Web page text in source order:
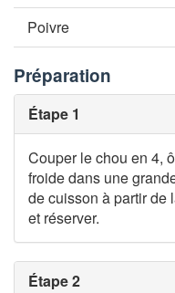
Poivre
Préparation
Étape 1
Couper le chou en 4,
froide dans une
de cuisson à partir de
et réserver.
Étape 2